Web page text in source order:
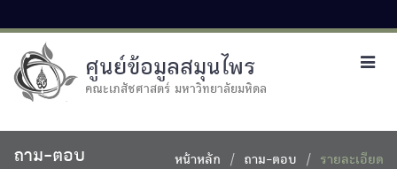
ศูนย์ข้อมูลสมุนไพร
คณะเภสัชศาสตร์ มหาวิทยาลัยมหิดล
ถาม-ตอบ หน้าหลัก ถาม-ตอบ รายละเอียด